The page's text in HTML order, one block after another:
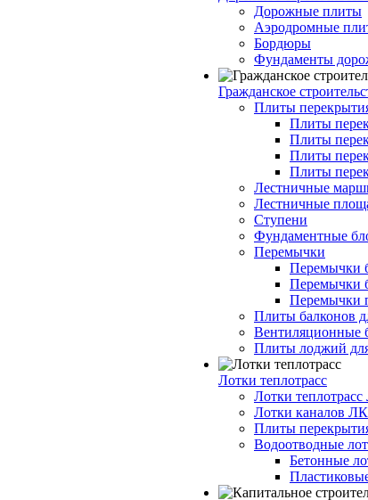
Дорожные плиты
Аэродромные
Бордюры
Фундаменты
Гражданское
Плиты
Плиты
Плиты
Плиты
Плиты
Лестничные
Лестничные
Ступени
Фундаментные
Перемычки
Перемычки
Перемычки
Перемычки
Плиты балконов
Вентиляционные
Плиты лоджий
Лотки теплотрасс
Лотки
Лотки каналов
Плиты
Водоотводные
Бетонные